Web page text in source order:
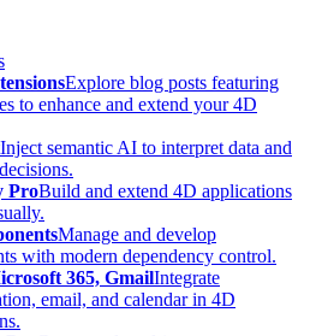
Explore blog posts featuring
to enhance and extend your 4D
Inject semantic AI to interpret data and
ProBuild and extend 4D applications
Manage and develop
with modern dependency control.
365, GmailIntegrate
email, and calendar in 4D